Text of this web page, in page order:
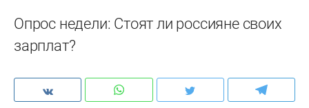
Опрос недели: Стоят ли россияне своих
зарплат?